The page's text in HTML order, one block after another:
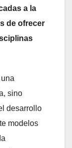
a la
de ofrecer
sino
desarrollo
modelos